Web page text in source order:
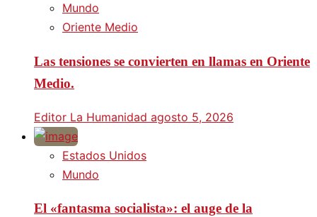
Mundo
Oriente Medio
Las tensiones se convierten en llamas en Oriente
Medio.
Editor La Humanidad agosto 5, 2026
Estados Unidos
Mundo
El «fantasma socialista»: el auge de la